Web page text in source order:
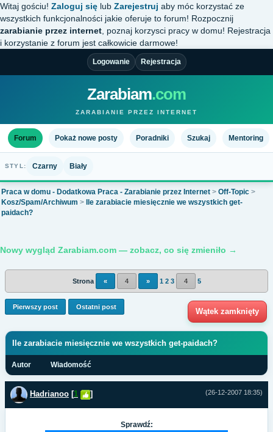
Witaj gościu! Zaloguj się lub Zarejestruj aby móc korzystać ze
wszystkich funkcjonalności jakie oferuje to forum! Rozpocznij
zarabianie przez internet , poznaj korzysci pracy w domu! Rejestracja
i korzystanie z forum jest całkowicie darmowe!
Logowanie Rejestracja
Zarabiam.com
ZARABIANIE PRZEZ INTERNET
Forum Pokaż nowe posty Poradniki Szukaj Mentoring
STYL: Czarny Biały
Praca w domu - Dodatkowa Praca - Zarabianie przez Internet > Off-Topic >
Kosz/Spam/Archiwum >
Ile zarabiacie miesięcznie we wszystkich get-
paidach?
Nowy wygląd Zarabiam.com — zobacz, co się zmieniło →
Strona « 4 » 1 2 3 4 5
Pierwszy post Ostatni post Wątek zamknięty
Ile zarabiacie miesięcznie we wszystkich get-paidach?
Autor Wiadomość
(26-12-2007 18:35)
Hadrianoo [1 ]
Sprawdź: